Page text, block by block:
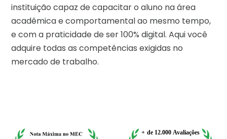
instituição capaz de capacitar o aluno na área
acadêmica e comportamental ao mesmo tempo,
e com a praticidade de ser 100% digital. Aqui você
adquire todas as competências exigidas no
mercado de trabalho.